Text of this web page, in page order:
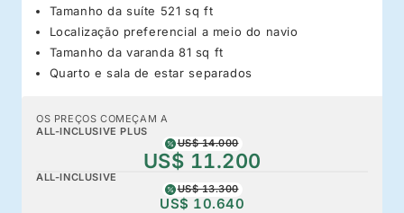
Tamanho da suíte 521 sq ft
Localização preferencial a meio do navio
Tamanho da varanda 81 sq ft
Quarto e sala de estar separados
OS PREÇOS COMEÇAM A
ALL-INCLUSIVE PLUS
US$ 14.000
US$ 11.200
ALL-INCLUSIVE
US$ 13.300
US$ 10.640